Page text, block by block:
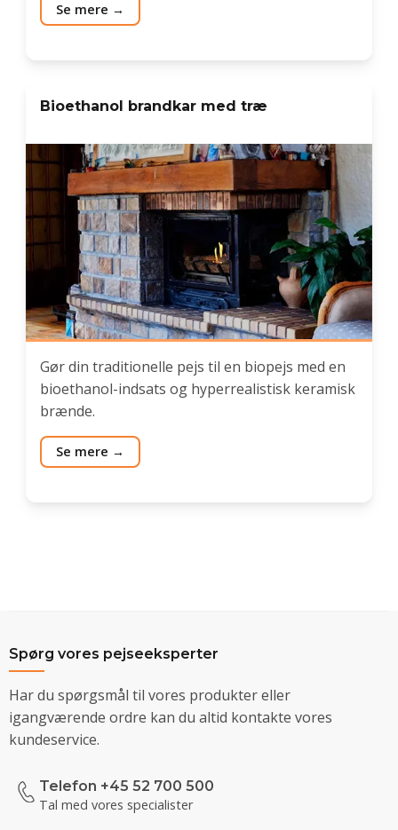
Se mere
Bioethanol brandkar med træ
Gør din traditionelle pejs til en biopejs med en
bioethanol-indsats og hyperrealistisk keramisk
brænde.
Se mere
Spørg vores pejseeksperter
Har du spørgsmål til vores produkter eller
igangværende ordre kan du altid kontakte vores
kundeservice.
Telefon +45 52 700 500
Tal med vores specialister